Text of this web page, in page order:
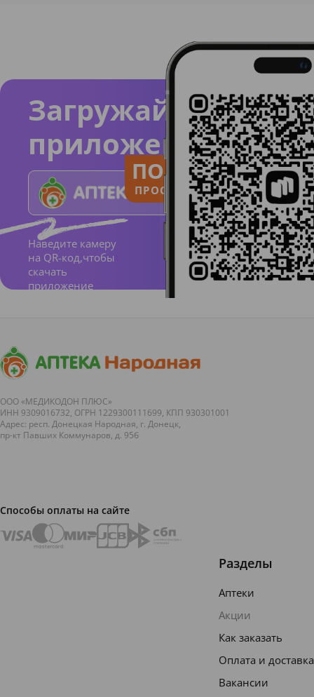
Загружайте
приложение
Наведите камеру
на QR-код,чтобы
скачать
приложение
ПОЛЬЗУЙСЯ
ПРОСТО И ПОНЯТНО
ООО «МЕДИКОДОН ПЛЮС»
ИНН 9309016732, ОГРН 1229300111699, КПП 930301001
Адрес: респ. Донецкая Народная, г. Донецк,
пр-кт Павших Коммунаров, д. 95б
Способы оплаты на сайте
Разделы
Аптеки
Акции
Как заказать
Оплата и доставка
Вакансии